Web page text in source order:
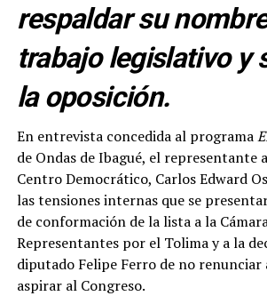
respaldar su
trabajo legislativo y
la oposición.
En entrevista concedida al programa
de Ondas de Ibagué, el representante
Centro Democrático, Carlos Edward
las tensiones internas que se
de conformación de la lista a la
Representantes por el Tolima y a la
diputado Felipe Ferro de no renunciar
aspirar al Congreso.